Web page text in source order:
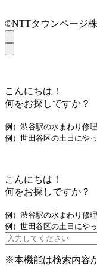
©NTTタウンページ株
こんにちは！
何をお探しですか？
例）渋谷駅の水まわり修
例）世田谷区の土日にや
こんにちは！
何をお探しですか？
例）渋谷駅の水まわり修
例）世田谷区の土日にや
※本機能は検索内容